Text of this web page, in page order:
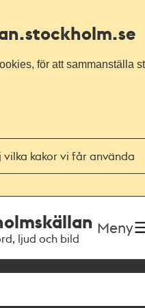
.stockholm.se
för att sammanställa
vilka kakor vi får använda
ljud och bild
Meny